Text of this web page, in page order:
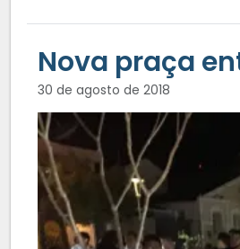
Nova praça
30 de agosto de 2018